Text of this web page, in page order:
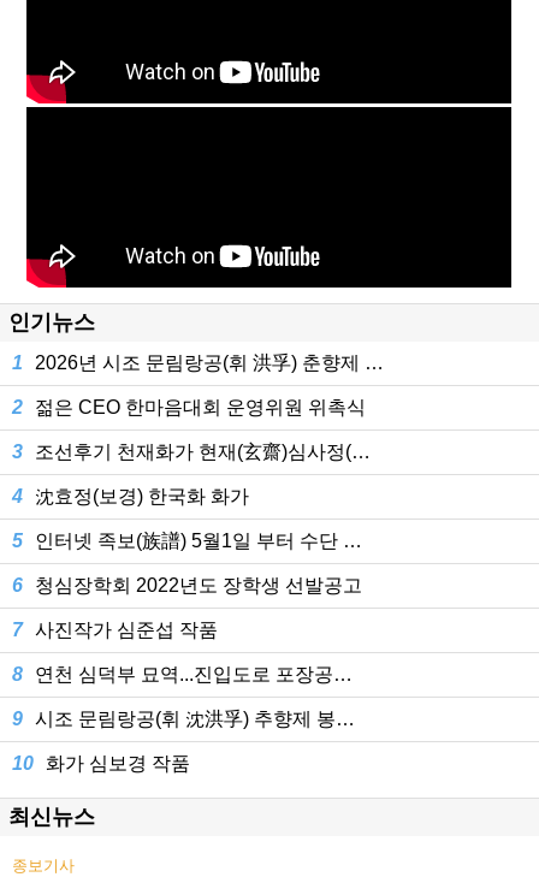
인기뉴스
1 2026년 시조 문림랑공(휘 洪孚) 춘향제 …
2 젊은 CEO 한마음대회 운영위원 위촉식
3 조선후기 천재화가 현재(玄齋)심사정(…
4 沈효정(보경) 한국화 화가
5 인터넷 족보(族譜) 5월1일 부터 수단 …
6 청심장학회 2022년도 장학생 선발공고
7 사진작가 심준섭 작품
8 연천 심덕부 묘역...진입도로 포장공…
9 시조 문림랑공(휘 沈洪孚) 추향제 봉…
10 화가 심보경 작품
최신뉴스
종보기사